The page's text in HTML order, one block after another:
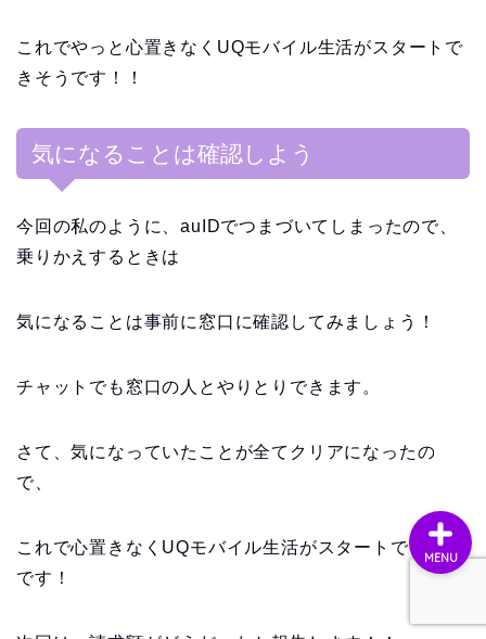
これでやっと心置きなくUQモバイル生活がスタートで
きそうです！！
気になることは確認しよう
今回の私のように、auIDでつまづいてしまったので、
乗りかえするときは
気になることは事前に窓口に確認してみましょう！
チャットでも窓口の人とやりとりできます。
さて、気になっていたことが全てクリアになったの
で、
これで心置きなくUQモバイル生活がスタートできそう
です！
MENU